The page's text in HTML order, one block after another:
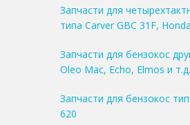
Запчасти для
типа Carver GBC 31F,
Запчасти для бензокос
Oleo Mac, Echo, Elmos и
Запчасти для бензокос
620